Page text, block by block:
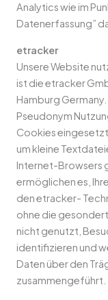
Analytics wie im
Datenerfassung”
etracker
Unsere Website
ist die etracker
Hamburg
Pseudonym
Cookies
um kleine
Internet-Browsers
ermöglichen es,
den etracker-
ohne die
nicht genutzt,
identifizieren und
Daten über den
zusammengeführt.